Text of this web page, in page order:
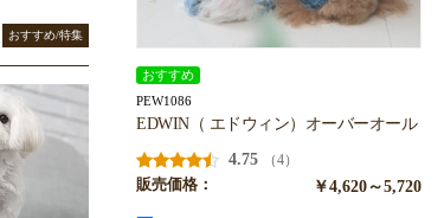
おすすめ
PEW1086
EDWIN（ エドウィン）オーバーオール
4.75
（4）
販売価格：
￥4,620～5,720
おすすめ/特集